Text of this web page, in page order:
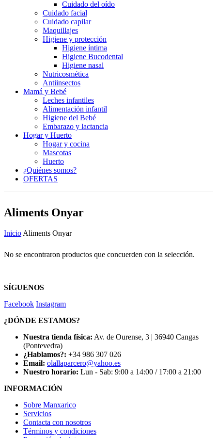
Cuidado del oído
Cuidado facial
Cuidado capilar
Maquillajes
Higiene y protección
Higiene íntima
Higiene Bucodental
Higiene nasal
Nutricosmética
Antiinsectos
Mamá y Bebé
Leches infantiles
Alimentación infantil
Higiene del Bebé
Embarazo y lactancia
Hogar y Huerto
Hogar y cocina
Mascotas
Huerto
¿Quiénes somos?
OFERTAS
Aliments Onyar
Inicio Aliments Onyar
No se encontraron productos que concuerden con la selección.
SÍGUENOS
Facebook Instagram
¿DÓNDE ESTAMOS?
Nuestra tienda física: Av. de Ourense, 3 | 36940 Cangas
(Pontevedra)
¿Hablamos?: +34 986 307 026
Email: olallaparcero@yahoo.es
Nuestro horario: Lun - Sab: 9:00 a 14:00 / 17:00 a 21:00
INFORMACIÓN
Sobre Manxarico
Servicios
Contacta con nosotros
Términos y condiciones